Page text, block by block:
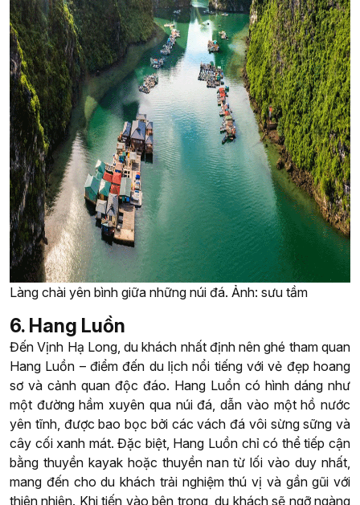
Làng chài yên bình giữa những núi đá. Ảnh: sưu tầm
6. Hang Luồn
Đến Vịnh Hạ Long, du khách nhất định nên ghé tham quan
Hang Luồn – điểm đến du lịch nổi tiếng với vẻ đẹp hoang
sơ và cảnh quan độc đáo. Hang Luồn có hình dáng như
một đường hầm xuyên qua núi đá, dẫn vào một hồ nước
yên tĩnh, được bao bọc bởi các vách đá vôi sừng sững và
cây cối xanh mát. Đặc biệt, Hang Luồn chỉ có thể tiếp cận
bằng thuyền kayak hoặc thuyền nan từ lối vào duy nhất,
mang đến cho du khách trải nghiệm thú vị và gần gũi với
thiên nhiên. Khi tiến vào bên trong, du khách sẽ ngỡ ngàng